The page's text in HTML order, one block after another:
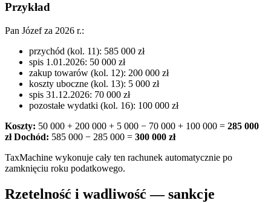
Przykład
Pan Józef za 2026 r.:
przychód (kol. 11): 585 000 zł
spis 1.01.2026: 50 000 zł
zakup towarów (kol. 12): 200 000 zł
koszty uboczne (kol. 13): 5 000 zł
spis 31.12.2026: 70 000 zł
pozostałe wydatki (kol. 16): 100 000 zł
Koszty: 50 000 + 200 000 + 5 000 − 70 000 + 100 000 = 285 000
zł Dochód: 585 000 − 285 000 = 300 000 zł
TaxMachine wykonuje cały ten rachunek automatycznie po
zamknięciu roku podatkowego.
Rzetelność i wadliwość — sankcje